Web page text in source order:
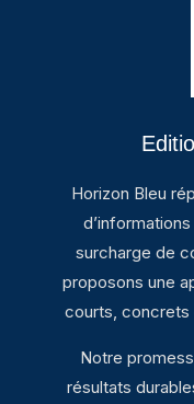
Horizon Bleu
surcharge de
proposons une
courts, concrets
Notre
résultats